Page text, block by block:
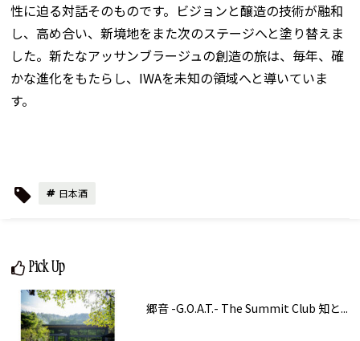
性に迫る対話そのものです。ビジョンと醸造の技術が融和
し、高め合い、新境地をまた次のステージへと塗り替えま
した。新たなアッサンブラージュの創造の旅は、毎年、確
かな進化をもたらし、IWAを未知の領域へと導いていま
す。
日本酒
Pick Up
郷音 -G.O.A.T.- The Summit Club 知と...